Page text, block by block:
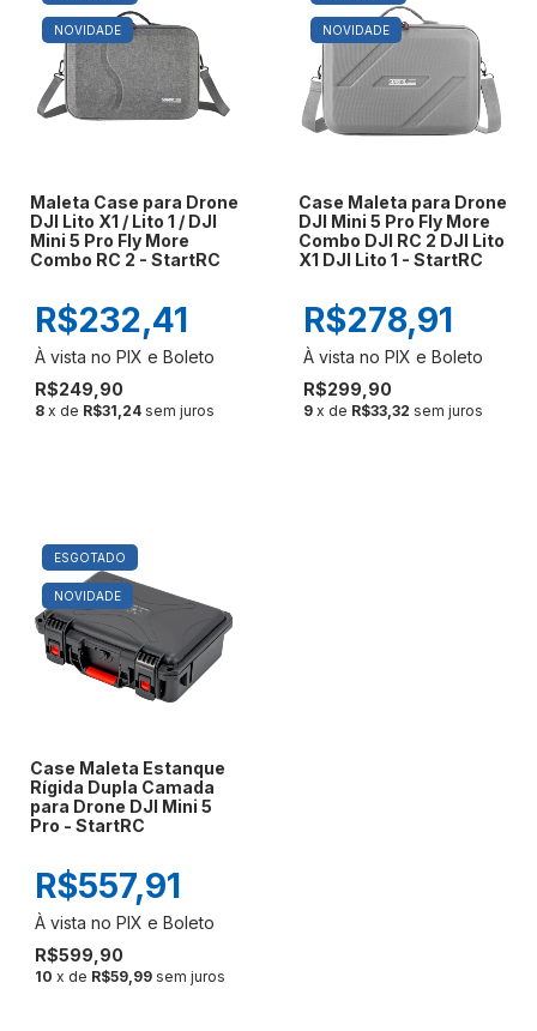
NOVIDADE
Maleta Case para Drone
DJI Lito X1 / Lito 1 / DJI
Mini 5 Pro Fly More
Combo RC 2 - StartRC
R$249,90
R$232,41
8 x de R$31,24 sem juros
NOVIDADE
Case Maleta para Drone
DJI Mini 5 Pro Fly More
Combo DJI RC 2 DJI Lito
X1 DJI Lito 1 - StartRC
R$299,90
R$278,91
9 x de R$33,32 sem juros
ESGOTADO
NOVIDADE
Case Maleta Estanque
Rígida Dupla Camada
para Drone DJI Mini 5
Pro - StartRC
R$599,90
R$557,91
10 x de R$59,99 sem juros